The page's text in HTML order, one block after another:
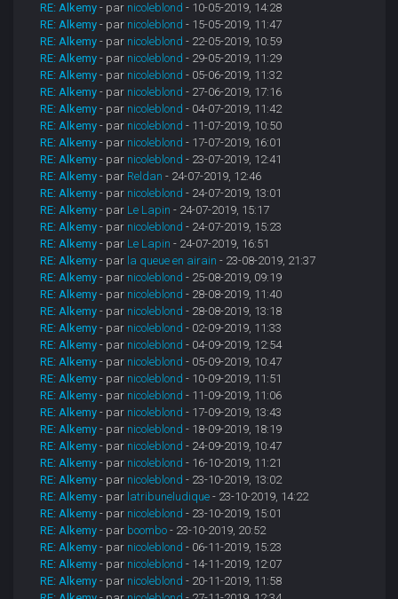
RE: Alkemy - par nicoleblond - 10-05-2019, 14:28
RE: Alkemy - par nicoleblond - 15-05-2019, 11:47
RE: Alkemy - par nicoleblond - 22-05-2019, 10:59
RE: Alkemy - par nicoleblond - 29-05-2019, 11:29
RE: Alkemy - par nicoleblond - 05-06-2019, 11:32
RE: Alkemy - par nicoleblond - 27-06-2019, 17:16
RE: Alkemy - par nicoleblond - 04-07-2019, 11:42
RE: Alkemy - par nicoleblond - 11-07-2019, 10:50
RE: Alkemy - par nicoleblond - 17-07-2019, 16:01
RE: Alkemy - par nicoleblond - 23-07-2019, 12:41
RE: Alkemy - par Reldan - 24-07-2019, 12:46
RE: Alkemy - par nicoleblond - 24-07-2019, 13:01
RE: Alkemy - par Le Lapin - 24-07-2019, 15:17
RE: Alkemy - par nicoleblond - 24-07-2019, 15:23
RE: Alkemy - par Le Lapin - 24-07-2019, 16:51
RE: Alkemy - par la queue en airain - 23-08-2019, 21:37
RE: Alkemy - par nicoleblond - 25-08-2019, 09:19
RE: Alkemy - par nicoleblond - 28-08-2019, 11:40
RE: Alkemy - par nicoleblond - 28-08-2019, 13:18
RE: Alkemy - par nicoleblond - 02-09-2019, 11:33
RE: Alkemy - par nicoleblond - 04-09-2019, 12:54
RE: Alkemy - par nicoleblond - 05-09-2019, 10:47
RE: Alkemy - par nicoleblond - 10-09-2019, 11:51
RE: Alkemy - par nicoleblond - 11-09-2019, 11:06
RE: Alkemy - par nicoleblond - 17-09-2019, 13:43
RE: Alkemy - par nicoleblond - 18-09-2019, 18:19
RE: Alkemy - par nicoleblond - 24-09-2019, 10:47
RE: Alkemy - par nicoleblond - 16-10-2019, 11:21
RE: Alkemy - par nicoleblond - 23-10-2019, 13:02
RE: Alkemy - par latribuneludique - 23-10-2019, 14:22
RE: Alkemy - par nicoleblond - 23-10-2019, 15:01
RE: Alkemy - par boombo - 23-10-2019, 20:52
RE: Alkemy - par nicoleblond - 06-11-2019, 15:23
RE: Alkemy - par nicoleblond - 14-11-2019, 12:07
RE: Alkemy - par nicoleblond - 20-11-2019, 11:58